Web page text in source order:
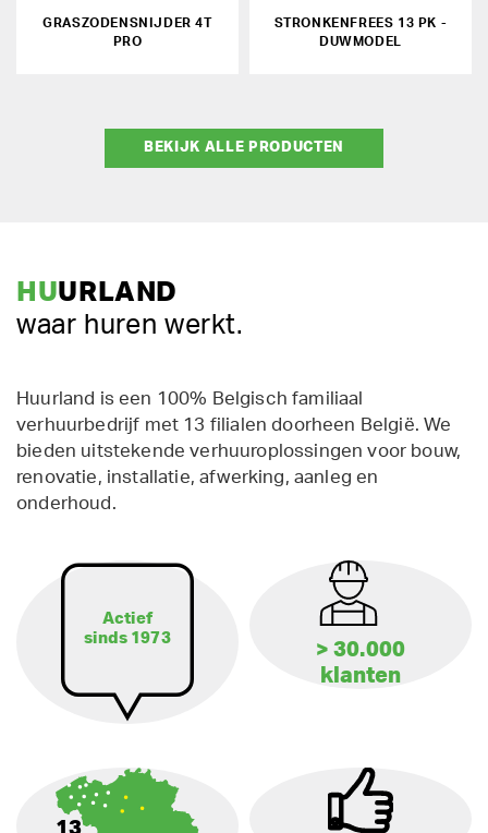
GRASZODENSNIJDER 4T
PRO
STRONKENFREES 13 PK -
DUWMODEL
BEKIJK ALLE PRODUCTEN
HUURLAND
waar huren werkt.
Huurland is een 100% Belgisch familiaal
verhuurbedrijf met 13 filialen doorheen België. We
bieden uitstekende verhuuroplossingen voor bouw,
renovatie, installatie, afwerking, aanleg en
onderhoud.
Actief
sinds 1973
> 30.000
klanten